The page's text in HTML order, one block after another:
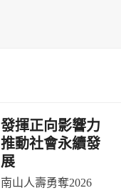
發揮正向影響力
推動社會永續發
展
南山人壽勇奪2026